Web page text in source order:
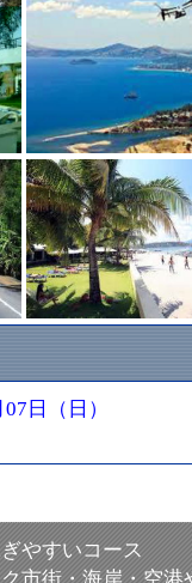
日（日）
やすいコース